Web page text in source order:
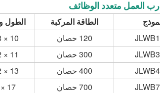
العمل متعدد الوظائف
الطاقة المركبة الطول
120 حصان 10 × 3.8 × 1.3 متر
300 حصان 11 × 4.2 × 1.5 متر
400 حصان 13 × 5.2 × 1.8 متر
700 حصان 17 × 5.5 × 2 متر